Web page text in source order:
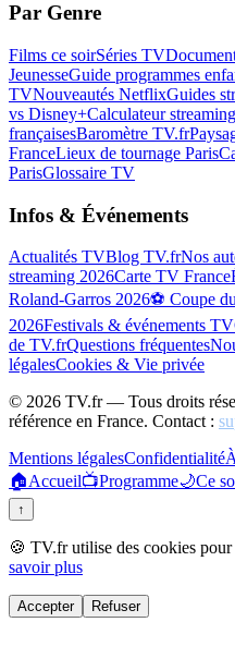
Par Genre
Films ce soirSéries TV
JeunesseGuide programmes
TVNouveautés NetflixGuides
vs Disney+Calculateur streaming
françaisesBaromètre TV.fr
FranceLieux de tournage Paris
ParisGlossaire TV
Infos & Événements
Actualités TVBlog TV.frNos
streaming 2026Carte TV France
Roland-Garros 2026⚽ Coupe
2026Festivals & événements TV
de TV.frQuestions fréquentes
légalesCookies & Vie privée
© 2026 TV.fr — Tous droits
référence en France. Contact :
Mentions légalesConfidentialité
🏠Accueil📺Programme🌙Ce
↑
🍪 TV.fr utilise des cookies
savoir plus
Accepter Refuser